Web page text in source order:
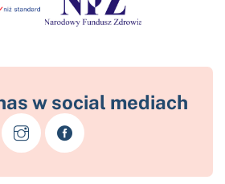
w social mediach